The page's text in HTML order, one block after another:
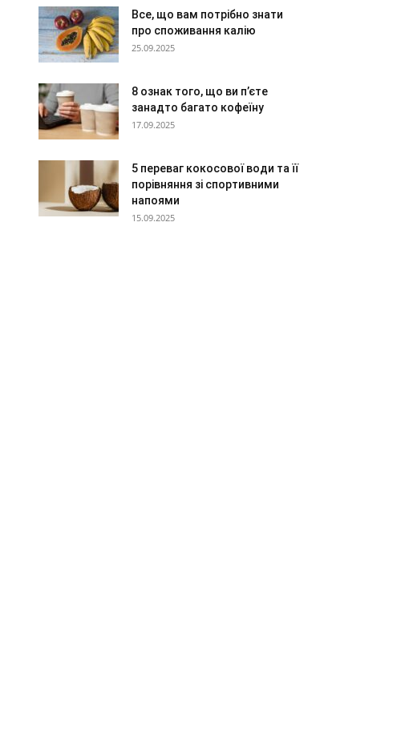
Все, що вам потрібно знати
про споживання калію
25.09.2025
8 ознак того, що ви п’єте
занадто багато кофеїну
17.09.2025
5 переваг кокосової води та її
порівняння зі спортивними
напоями
15.09.2025